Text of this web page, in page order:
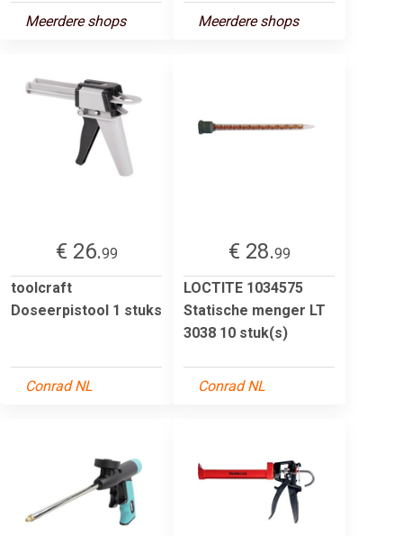
Meerdere shops Meerdere shops
€ 26.99
toolcraft
Doseerpistool 1 stuks
Conrad NL
€ 28.99
LOCTITE 1034575
Statische menger LT
3038 10 stuk(s)
Conrad NL